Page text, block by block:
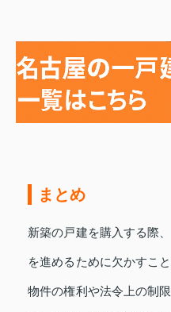
まとめ
新築の戸建を購入する際
を進めるために欠かすこ
物件の権利や法令上の制